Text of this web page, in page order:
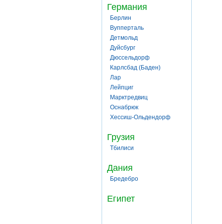
Германия
Берлин
Вупперталь
Детмольд
Дуйсбург
Дюссельдорф
Карлсбад (Баден)
Лар
Лейпциг
Марктредвиц
Оснабрюк
Хессиш-Ольдендорф
Грузия
Тбилиси
Дания
Бредебро
Египет